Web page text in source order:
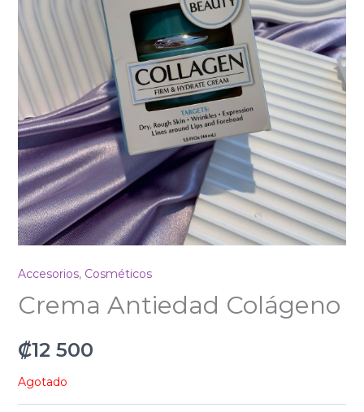
Accesorios, Cosméticos
Crema Antiedad Colágeno
₡12 500
Agotado